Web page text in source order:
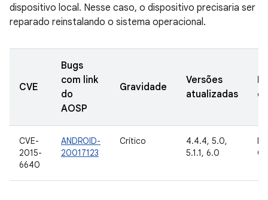
dispositivo local. Nesse caso, o dispositivo precisaria ser
reparado reinstalando o sistema operacional.
CVE
Bugs
com link
do
AOSP
Gravidade
Versões
atualizadas
CVE-
2015-
6640
ANDROID-
20017123
Crítico
4.4.4, 5.0,
5.1.1, 6.0